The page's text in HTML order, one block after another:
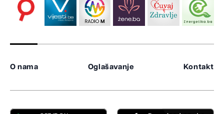
O nama Oglašavanje Kontakt